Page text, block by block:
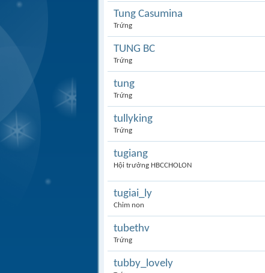
Tung Casumina
Trứng
TUNG BC
Trứng
tung
Trứng
tullyking
Trứng
tugiang
Hội trưởng HBCCHOLON
tugiai_ly
Chim non
tubethv
Trứng
tubby_lovely